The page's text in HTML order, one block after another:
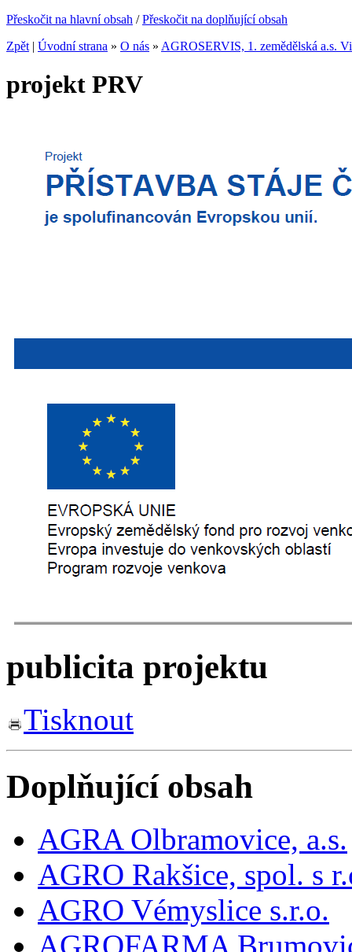
Přeskočit na hlavní obsah /Přeskočit na doplňující obsah
Zpět | Úvodní strana » O nás » AGROSERVIS, 1. zemědělská a.s.
projekt PRV
publicita projektu
Tisknout
Doplňující obsah
AGRA Olbramovice, a.s.
AGRO Rakšice, spol. s
AGRO Vémyslice s.r.o.
AGROFARMA